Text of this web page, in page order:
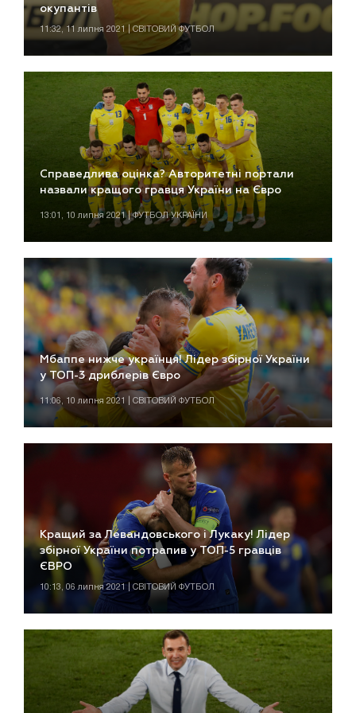
окупантів
11:32, 11 липня 2021 | СВІТОВИЙ ФУТБОЛ
Справедлива оцінка? Авторитетні портали
назвали кращого гравця України на Євро
13:01, 10 липня 2021 | ФУТБОЛ УКРАЇНИ
Мбаппе нижче українця! Лідер збірної України
у ТОП-3 дриблерів Євро
11:06, 10 липня 2021 | СВІТОВИЙ ФУТБОЛ
Кращий за Левандовського і Лукаку! Лідер
збірної України потрапив у ТОП-5 гравців
ЄВРО
10:13, 06 липня 2021 | СВІТОВИЙ ФУТБОЛ